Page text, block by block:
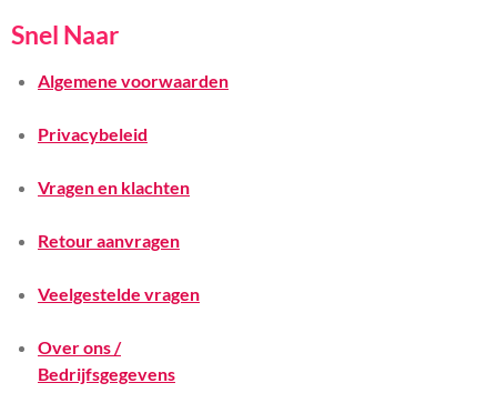
Snel Naar
Algemene voorwaarden
Privacybeleid
Vragen en klachten
Retour aanvragen
Veelgestelde vragen
Over ons /
Bedrijfsgegevens